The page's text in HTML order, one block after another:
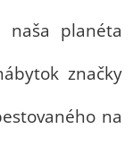
planéta
značky
na